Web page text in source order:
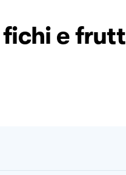
fichi e